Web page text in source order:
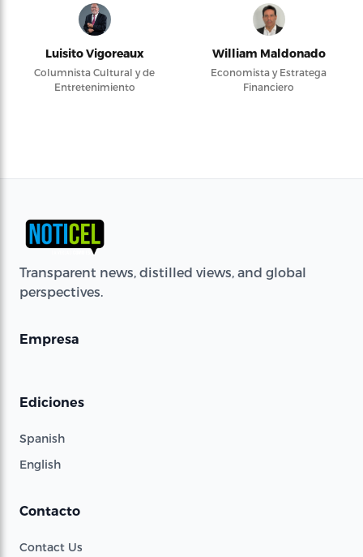
Luisito Vigoreaux
Columnista Cultural y de
Entretenimiento
William Maldonado
Economista y Estratega
Financiero
Transparent news, distilled views, and global
perspectives.
Empresa
Ediciones
Spanish
English
Contacto
Contact Us